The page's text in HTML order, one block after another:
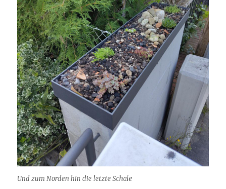
Und zum Norden hin die letzte Schale